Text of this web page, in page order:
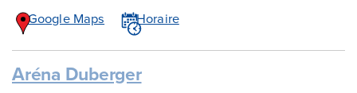
Google Maps Horaire
Aréna Duberger